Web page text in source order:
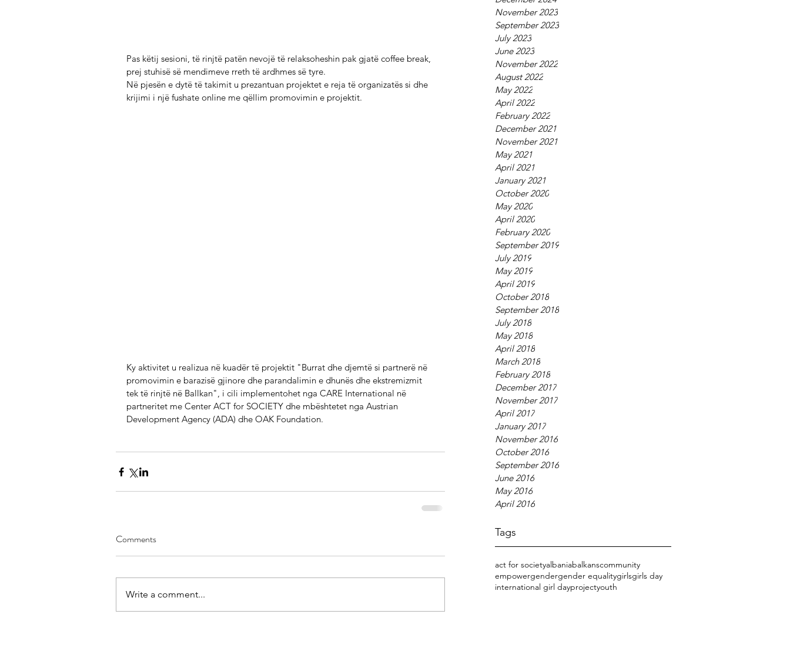
November 2023
September 2023
July 2023
June 2023
November 2022
August 2022
May 2022
April 2022
February 2022
December 2021
November 2021
May 2021
April 2021
January 2021
October 2020
May 2020
April 2020
February 2020
September 2019
July 2019
May 2019
April 2019
October 2018
September 2018
July 2018
May 2018
April 2018
March 2018
February 2018
December 2017
November 2017
April 2017
January 2017
November 2016
October 2016
September 2016
June 2016
May 2016
April 2016
Tags
act for societyalbaniabalkanscommunity
empowergendergender equalitygirlsgirls day
international girl dayprojectyouth
Pas këtij sesioni, të rinjtë patën nevojë të relaksoheshin pak gjatë coffee break,
prej stuhisë së mendimeve rreth të ardhmes së tyre.
Në pjesën e dytë të takimit u prezantuan projektet e reja të organizatës si dhe
krijimi i një fushate online me qëllim promovimin e projektit.
Ky aktivitet u realizua në kuadër të projektit "Burrat dhe djemtë si partnerë në
promovimin e barazisë gjinore dhe parandalimin e dhunës dhe ekstremizmit
tek të rinjtë në Ballkan", i cili implementohet nga CARE International në
partneritet me Center ACT for SOCIETY dhe mbështetet nga Austrian
Development Agency (ADA) dhe OAK Foundation.
Comments
Write a comment...